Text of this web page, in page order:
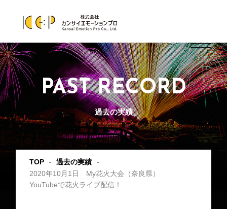
PAST RECORD
過去の実績
TOP
過去の実績
2020年10月1日 My花火大会（奈良県）
YouTubeで花火ライブ配信！